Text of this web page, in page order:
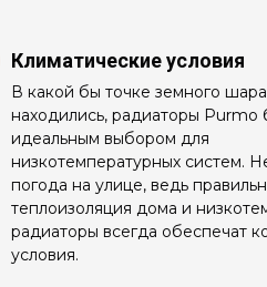
В какой бы точке земного
находились, радиаторы Purmo
идеальным выбором для
низкотемпературных систем.
погода на улице, ведь
теплоизоляция дома и
радиаторы всегда обеспечат
условия.
Климатические условия